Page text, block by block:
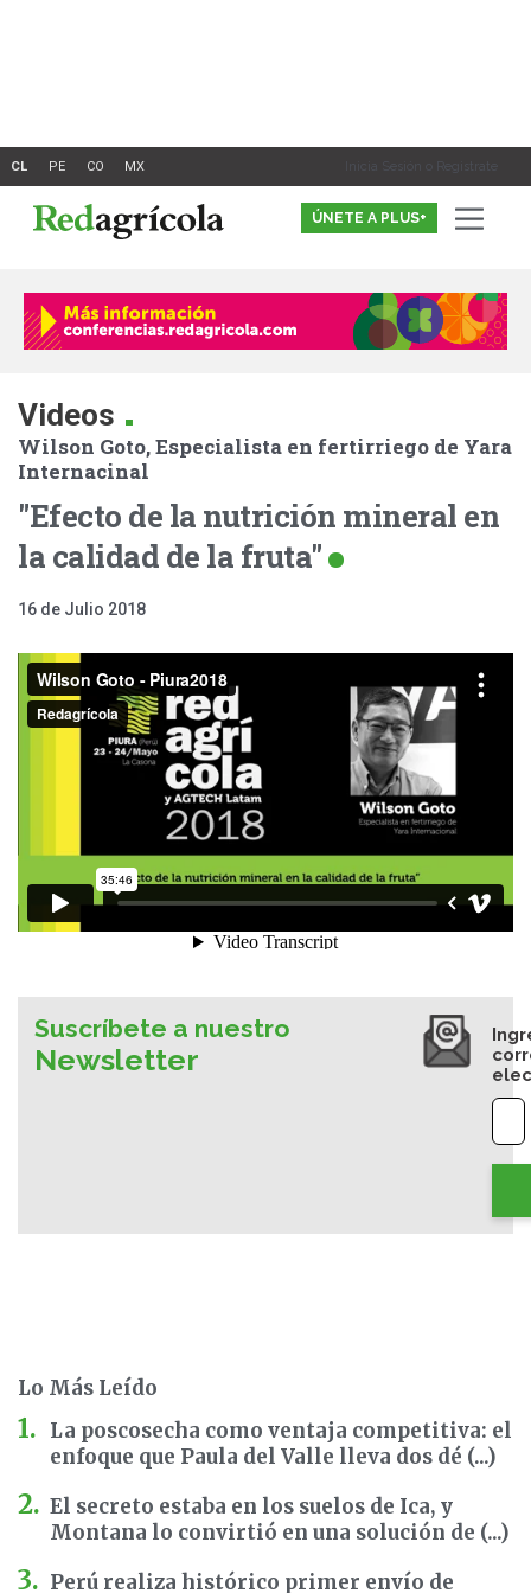
Inicia Sesión o Registrate
ÚNETE A PLUS+
Videos .
Wilson Goto, Especialista en fertirriego de Yara
Internacinal
"Efecto de la nutrición mineral en
la calidad de la fruta"
16 de Julio 2018
Suscríbete a nuestro
Newsletter
Lo Más Leído
La poscosecha como ventaja competitiva: el
enfoque que Paula del Valle lleva dos dé (...)
El secreto estaba en los suelos de Ica, y
Montana lo convirtió en una solución de (...)
Perú realiza histórico primer envío de